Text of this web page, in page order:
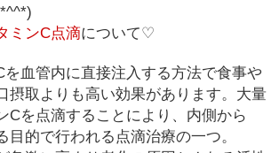
ミンC点滴について♡
を血管内に直接注入する方法で食事や
摂取よりも高い効果があります。大量
Cを点滴することにより、内側から
目的で行われる点滴治療の一つ。